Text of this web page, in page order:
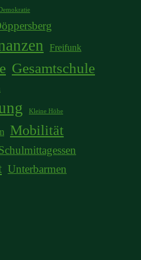
Freifunk
Gesamtschule
Kleine Höhe
Mobilität
Unterbarmen